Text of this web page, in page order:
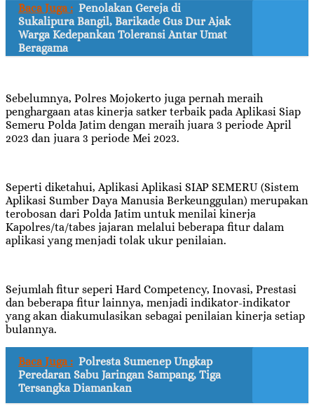
Baca Juga : Penolakan Gereja di
Sukalipura Bangil, Barikade Gus Dur Ajak
Warga Kedepankan Toleransi Antar Umat
Beragama
Sebelumnya, Polres Mojokerto juga pernah meraih
penghargaan atas kinerja satker terbaik pada Aplikasi Siap
Semeru Polda Jatim dengan meraih juara 3 periode April
2023 dan juara 3 periode Mei 2023.
Seperti diketahui, Aplikasi Aplikasi SIAP SEMERU (Sistem
Aplikasi Sumber Daya Manusia Berkeunggulan) merupakan
terobosan dari Polda Jatim untuk menilai kinerja
Kapolres/ta/tabes jajaran melalui beberapa fitur dalam
aplikasi yang menjadi tolak ukur penilaian.
Sejumlah fitur seperi Hard Competency, Inovasi, Prestasi
dan beberapa fitur lainnya, menjadi indikator-indikator
yang akan diakumulasikan sebagai penilaian kinerja setiap
bulannya.
Baca Juga : Polresta Sumenep Ungkap
Peredaran Sabu Jaringan Sampang, Tiga
Tersangka Diamankan